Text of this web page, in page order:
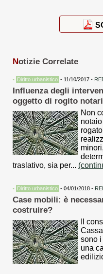
Notizie Correlate
• Diritto urbanistico - 11/10/2017 -
Influenza degli
oggetto di rogito
Non
traslativo, sia per...
• Diritto urbanistico - 04/01/2018 -
Case mobili: è
costruire?
Il
sono
una